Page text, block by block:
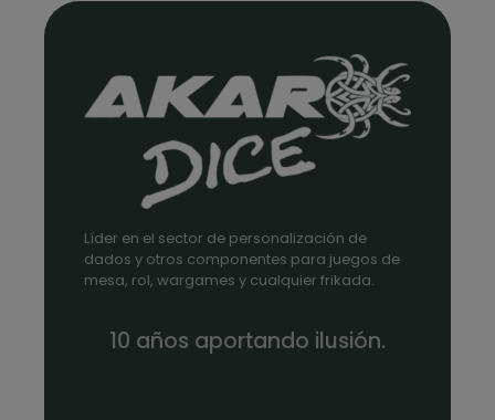
Líder en el sector de personalización de
dados y otros componentes para juegos de
mesa, rol, wargames y cualquier frikada.
10 años aportando ilusión.